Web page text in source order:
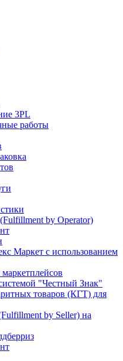
3PL
работы
by Operator)
Маркет с использованием
"Честный Знак"
товаров (КГТ) для
by Seller) на